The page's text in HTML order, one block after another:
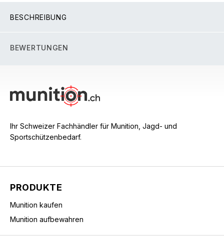
BESCHREIBUNG
BEWERTUNGEN
Ihr Schweizer Fachhändler für Munition, Jagd- und
Sportschützenbedarf.
PRODUKTE
Munition kaufen
Munition aufbewahren